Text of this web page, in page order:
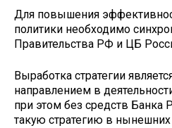
Для повышения
политики необходимо
Правительства РФ и ЦБ
Выработка стратегии
направлением в
при этом без средств Банка
такую стратегию в